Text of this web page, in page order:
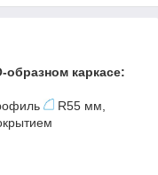
каркасе:
R55 мм,